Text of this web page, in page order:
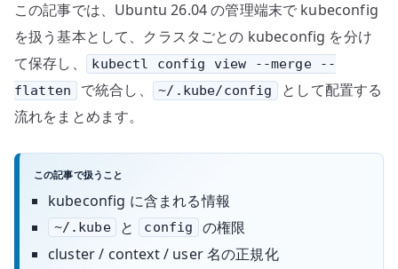
この記事では、Ubuntu 26.04 の管理端末で kubeconfig
を扱う基本として、クラスタごとの kubeconfig を分け
て保存し、
kubectl config view --merge --
flatten
で統合し、 ~/.kube/config
として配置する
流れをまとめます。
この記事で扱うこと
kubeconfig に含まれる情報
~/.kube と config
の権限
cluster / context / user 名の正規化